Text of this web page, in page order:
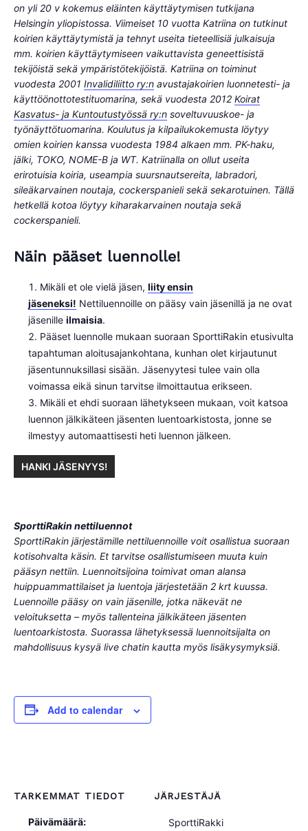
on yli 20 v kokemus eläinten käyttäytymisen tutkijana
Helsingin yliopistossa. Viimeiset 10 vuotta Katriina on tutkinut
koirien käyttäytymistä ja tehnyt useita tieteellisiä julkaisuja
mm. koirien käyttäytymiseen vaikuttavista geneettisistä
tekijöistä sekä ympäristötekijöistä. Katriina on toiminut
vuodesta 2001 Invalidiliitto ry:n avustajakoirien luonnetesti- ja
käyttöönottotestituomarina, sekä vuodesta 2012 Koirat
Kasvatus- ja Kuntoutustyössä ry:n soveltuvuuskoe- ja
työnäyttötuomarina. Koulutus ja kilpailukokemusta löytyy
omien koirien kanssa vuodesta 1984 alkaen mm. PK-haku,
jälki, TOKO, NOME-B ja WT. Katriinalla on ollut useita
erirotuisia koiria, useampia suursnautsereita, labradori,
sileäkarvainen noutaja, cockerspanieli sekä sekarotuinen. Tällä
hetkellä kotoa löytyy kiharakarvainen noutaja sekä
cockerspanieli.
Näin pääset luennolle!
Mikäli et ole vielä jäsen, liity ensin
jäseneksi! Nettiluennoille on pääsy vain jäsenillä ja ne ovat
jäsenille ilmaisia.
Pääset luennolle mukaan suoraan SporttiRakin etusivulta
tapahtuman aloitusajankohtana, kunhan olet kirjautunut
jäsentunnuksillasi sisään. Jäsenyytesi tulee vain olla
voimassa eikä sinun tarvitse ilmoittautua erikseen.
Mikäli et ehdi suoraan lähetykseen mukaan, voit katsoa
luennon jälkikäteen jäsenten luentoarkistosta, jonne se
ilmestyy automaattisesti heti luennon jälkeen.
HANKI JÄSENYYS!
SporttiRakin nettiluennot
SporttiRakin järjestämille nettiluennoille voit osallistua suoraan
kotisohvalta käsin. Et tarvitse osallistumiseen muuta kuin
pääsyn nettiin. Luennoitsijoina toimivat oman alansa
huippuammattilaiset ja luentoja järjestetään 2 krt kuussa.
Luennoille pääsy on vain jäsenille, jotka näkevät ne
veloituksetta – myös tallenteina jälkikäteen jäsenten
luentoarkistosta. Suorassa lähetyksessä luennoitsijalta on
mahdollisuus kysyä live chatin kautta myös lisäkysymyksiä.
Add to calendar
TARKEMMAT TIEDOT
Päivämäärä:
JÄRJESTÄJÄ
SporttiRakki